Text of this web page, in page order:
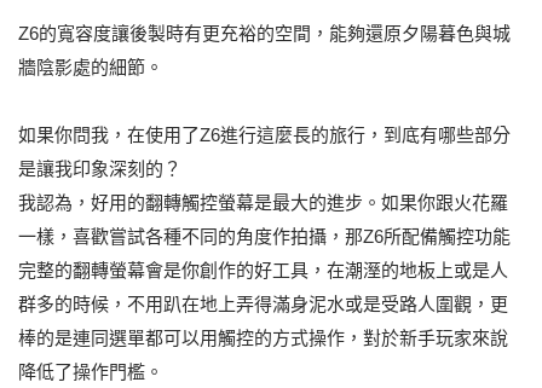
Z6的寬容度讓後製時有更充裕的空間，能夠還原夕陽暮色與城
牆陰影處的細節。
如果你問我，在使用了Z6進行這麼長的旅行，到底有哪些部分
是讓我印象深刻的？
我認為，好用的翻轉觸控螢幕是最大的進步。如果你跟火花羅
一樣，喜歡嘗試各種不同的角度作拍攝，那Z6所配備觸控功能
完整的翻轉螢幕會是你創作的好工具，在潮溼的地板上或是人
群多的時候，不用趴在地上弄得滿身泥水或是受路人圍觀，更
棒的是連同選單都可以用觸控的方式操作，對於新手玩家來說
降低了操作門檻。